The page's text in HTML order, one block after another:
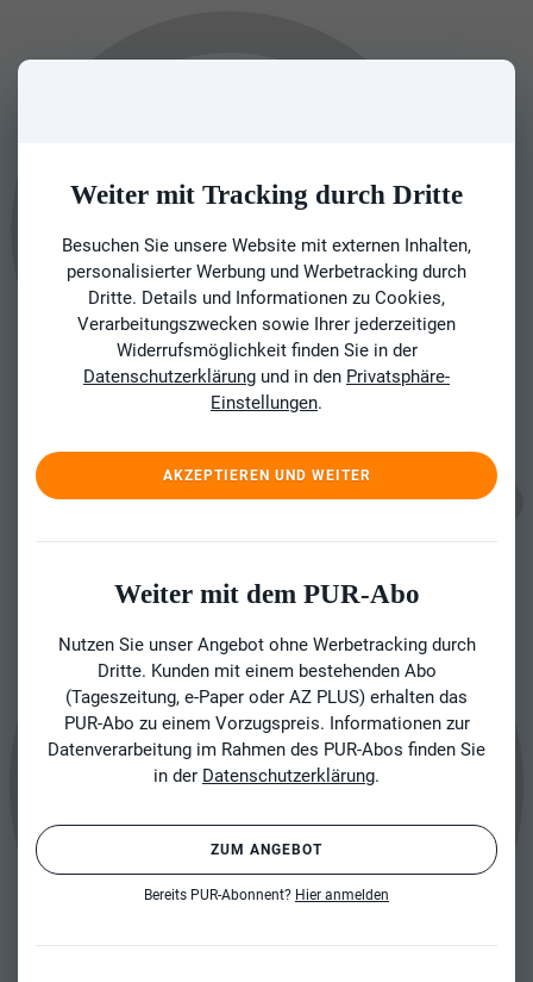
Weiter mit Tracking durch Dritte
Besuchen Sie unsere Website mit externen Inhalten,
personalisierter Werbung und Werbetracking durch
Dritte. Details und Informationen zu Cookies,
Verarbeitungszwecken sowie Ihrer jederzeitigen
Widerrufsmöglichkeit finden Sie in der
Datenschutzerklärung und in den Privatsphäre-
Einstellungen.
AKZEPTIEREN UND WEITER
Weiter mit dem PUR-Abo
Nutzen Sie unser Angebot ohne Werbetracking durch
Dritte. Kunden mit einem bestehenden Abo
(Tageszeitung, e-Paper oder AZ PLUS) erhalten das
PUR-Abo zu einem Vorzugspreis. Informationen zur
Datenverarbeitung im Rahmen des PUR-Abos finden Sie
in der Datenschutzerklärung.
ZUM ANGEBOT
Bereits PUR-Abonnent? Hier anmelden